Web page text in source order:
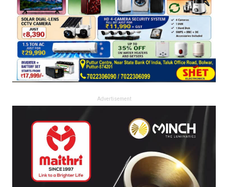
Advertisement